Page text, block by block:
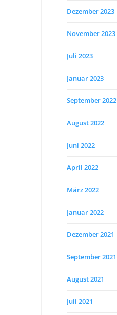
Dezember 2023
November 2023
Juli 2023
Januar 2023
September 2022
August 2022
Juni 2022
April 2022
März 2022
Januar 2022
Dezember 2021
September 2021
August 2021
Juli 2021